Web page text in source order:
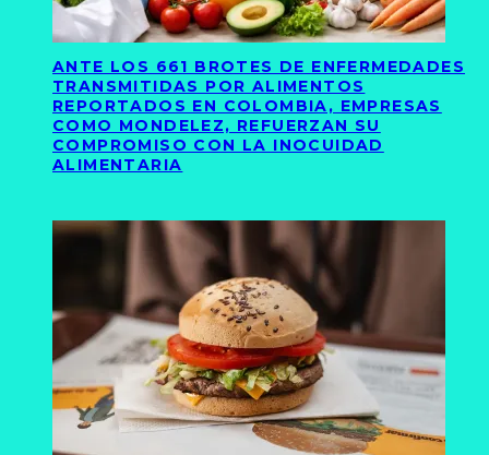
ANTE LOS 661 BROTES DE ENFERMEDADES
TRANSMITIDAS POR ALIMENTOS
REPORTADOS EN COLOMBIA, EMPRESAS
COMO MONDELEZ, REFUERZAN SU
COMPROMISO CON LA INOCUIDAD
ALIMENTARIA